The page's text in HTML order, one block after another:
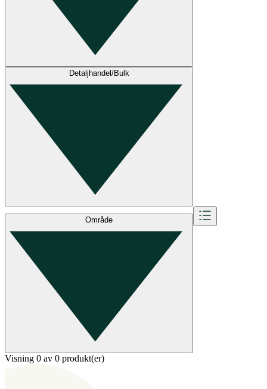
Detaljhandel/Bulk
Område
Visning 0 av 0 produkt(er)